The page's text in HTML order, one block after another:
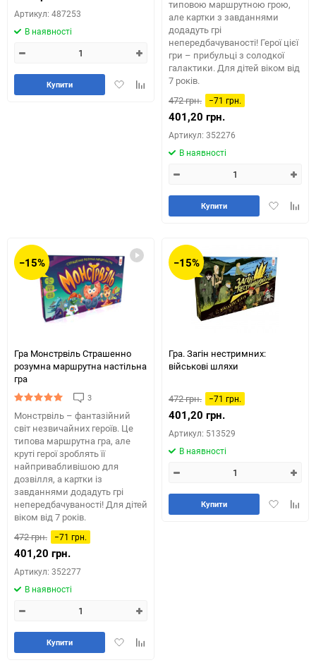
Артикул: 487253
В наявності
ДодатиДодайте
порівняння
Купити
типовою маршрутною грою,
але картки з завданнями
додадуть грі
непередбачуваності! Герої цієї
гри – прибульці з солодкої
галактики. Для дітей віком від
7 років.
472 грн.
−71 грн.
401,20 грн.
Артикул: 352276
В наявності
Додати
Купити
−15%
Гра Монстрвіль Страшенно
розумна маршрутна настільна
гра
3
Монстрвіль – фантазійний
світ незвичайних героїв. Це
типова маршрутна гра, але
круті герої зроблять її
найпривабливішою для
дозвілля, а картки із
завданнями додадуть грі
непередбачуваності! Для дітей
віком від 7 років.
472 грн.
−71 грн.
401,20 грн.
Артикул: 352277
В наявності
ДодатиДодайте
Купити
−15%
Гра. Загін нестримних:
військові шляхи
472 грн. −71 грн.
401,20 грн.
Артикул: 513529
В наявності
Додати
Купити